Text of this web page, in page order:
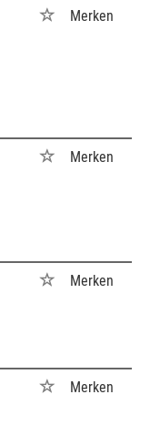
Merken
Merken
Merken
Merken